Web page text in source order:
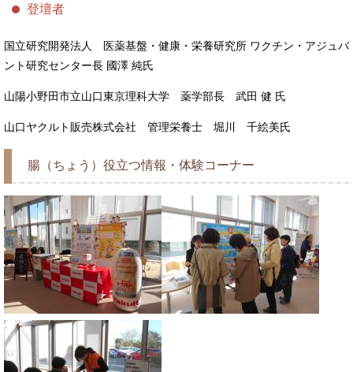
登壇者
国立研究開発法人 医薬基盤・健康・栄養研究所 ワクチン・アジュバ
ント研究センター長 國澤 純氏
山陽小野田市立山口東京理科大学 薬学部長 武田 健 氏
山口ヤクルト販売株式会社 管理栄養士 堀川 千絵美氏
腸（ちょう）役立つ情報・体験コーナー